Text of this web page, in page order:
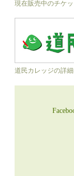
現在販売中のチケ
道民カレッジの詳